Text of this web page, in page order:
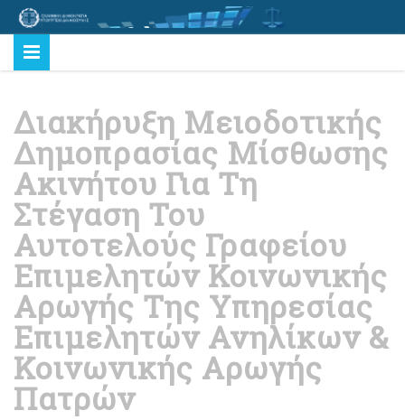
Διακήρυξη Μειοδοτικής
Δημοπρασίας Μίσθωσης
Ακινήτου Για Τη
Στέγαση Του
Αυτοτελούς Γραφείου
Επιμελητών Κοινωνικής
Αρωγής Της Υπηρεσίας
Επιμελητών Ανηλίκων &
Κοινωνικής Αρωγής
Πατρών